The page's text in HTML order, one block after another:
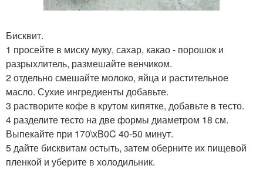
Бисквит.
1 просейте в миску муку, сахар, какао - порошок и
разрыхлитель, размешайте венчиком.
2 отдельно смешайте молоко, яйца и растительное
масло. Сухие ингредиенты добавьте.
3 растворите кофе в крутом кипятке, добавьте в тесто.
4 разделите тесто на две формы диаметром 18 см.
Выпекайте при 170\xB0C 40-50 минут.
5 дайте бисквитам остыть, затем оберните их пищевой
пленкой и уберите в холодильник.